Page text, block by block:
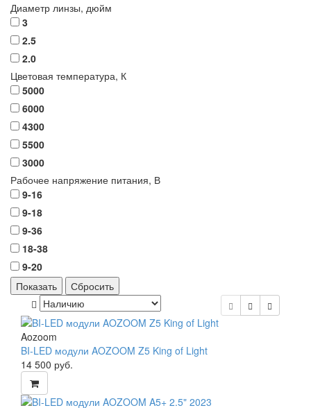
Диаметр линзы, дюйм
3
2.5
2.0
Цветовая температура, К
5000
6000
4300
5500
3000
Рабочее напряжение питания, В
9-16
9-18
9-36
18-38
9-20
Показать
Сбросить
Aozoom
BI-LED модули AOZOOM Z5 King of Light
14 500 руб.